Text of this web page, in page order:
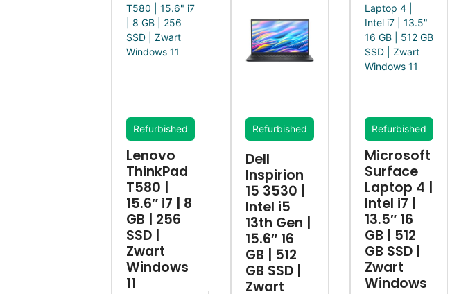
Refurbished
Lenovo
ThinkPad
T580 |
15.6″ i7 | 8
GB | 256
SSD |
Zwart
Windows
11
Refurbished
Dell
Inspirion
15 3530 |
Intel i5
13th Gen |
15.6″ 16
GB | 512
GB SSD |
Zwart
Refurbished
Microsoft
Surface
Laptop 4 |
Intel i7 |
13.5″ 16
GB | 512
GB SSD |
Zwart
Windows